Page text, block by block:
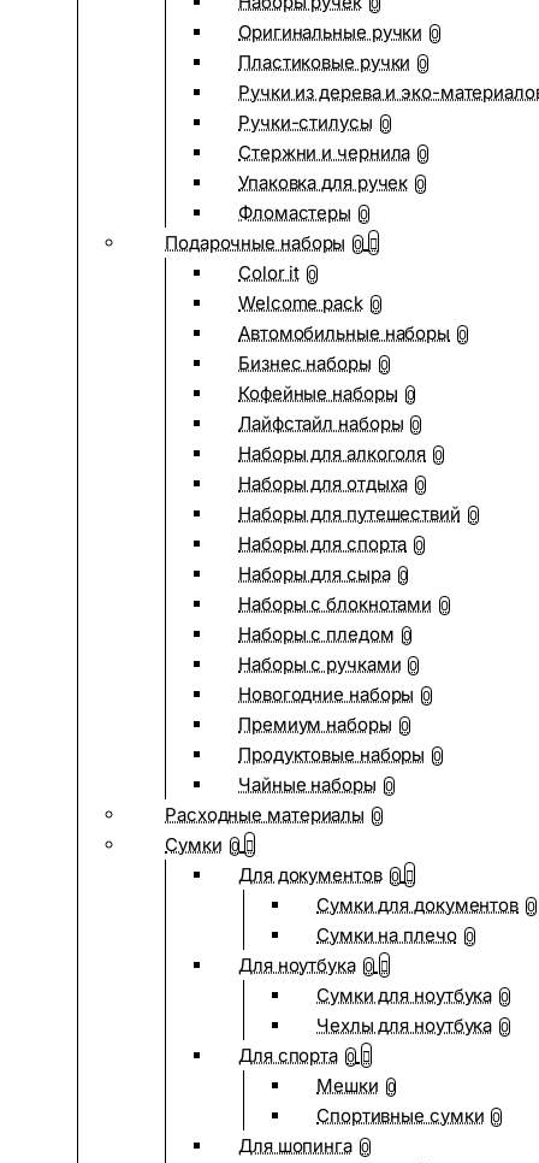
0
Оригинальные ручки 0
Пластиковые ручки 0
Ручки из дерева и эко-
Ручки-стилусы 0
Стержни и чернила 0
Упаковка для ручек 0
Фломастеры 0
Подарочные наборы 0
Color it 0
Welcome pack 0
Автомобильные наборы 0
Бизнес наборы 0
Кофейные наборы 0
Лайфстайл наборы 0
Наборы для алкоголя 0
Наборы для отдыха 0
Наборы для путешествий 0
Наборы для спорта 0
Наборы для сыра 0
Наборы с блокнотами 0
Наборы с пледом 0
Наборы с ручками 0
Новогодние наборы 0
Премиум наборы 0
Продуктовые наборы 0
Чайные наборы 0
Расходные материалы 0
Сумки 0
Для документов 0
Сумки для документов 0
Сумки на плечо 0
Для ноутбука 0
Сумки для ноутбука 0
Чехлы для ноутбука 0
Для спорта 0
Мешки 0
Спортивные сумки 0
Для шопинга 0